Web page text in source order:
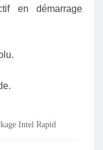
en démarrage
Intel Rapid